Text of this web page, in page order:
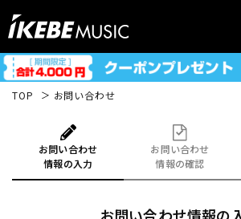
TOP お問い合わせ
お問い合わせ
情報の入力
お問い合わせ
情報の確認